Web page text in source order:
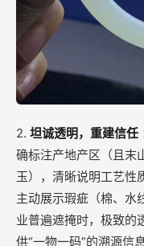
2. 坦诚透明，重建信任
确标注产地产区（且末
玉），清晰说明工艺性
主动展示瑕疵（棉、水
业普遍遮掩时，极致的
供“一物一码”的溯源信